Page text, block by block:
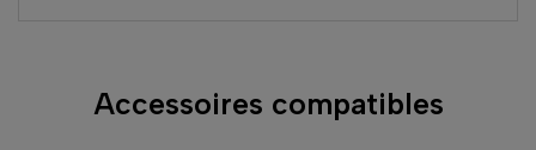
Accessoires compatibles